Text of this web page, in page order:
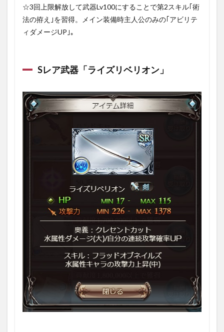
☆3回上限解放して武器Lv100にすることで第2スキル｢術
法の拵え｣を習得。メイン装備時主人公のみの｢アビリテ
ィダメージUP｣。
Sレア武器「ライズリベリオン」